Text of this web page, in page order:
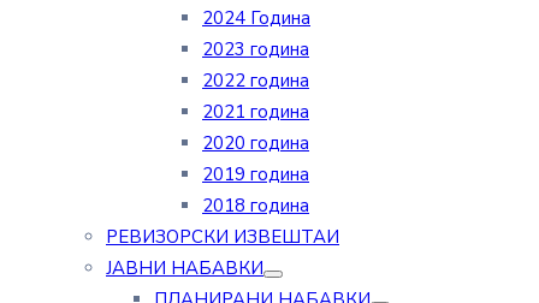
2024 Година
2023 година
2022 година
2021 година
2020 година
2019 година
2018 година
РЕВИЗОРСКИ ИЗВЕШТАИ
ЈАВНИ НАБАВКИ